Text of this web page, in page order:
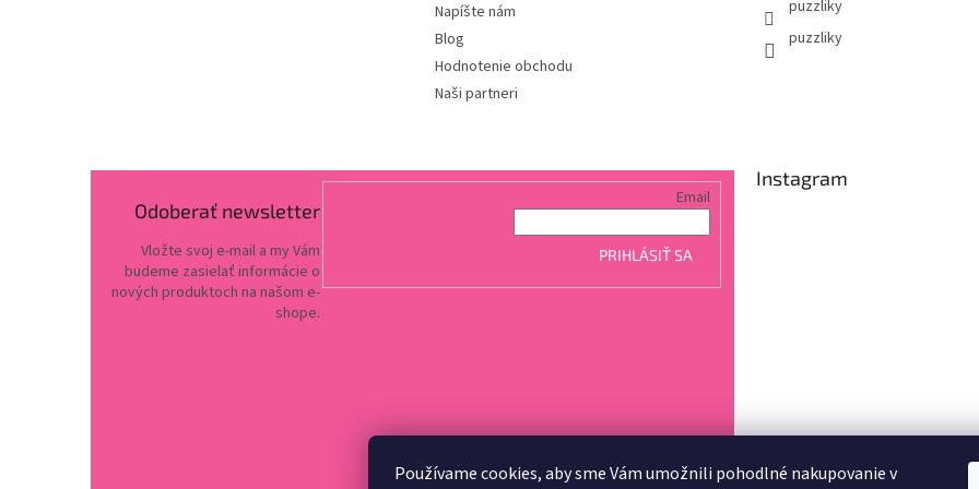
Používame cookies, aby sme Vám umožnili pohodlné nakupovanie v
Napíšte nám
Blog
Hodnotenie obchodu
Naši partneri
puzzliky
puzzliky
Odoberať newsletter
Vložte svoj e-mail a my Vám
budeme zasielať informácie o
nových produktoch na našom e-
shope.
Email
PRIHLÁSIŤ SA
Instagram